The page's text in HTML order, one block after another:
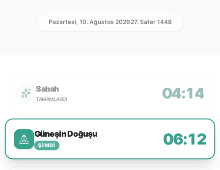
Pazartesi, 10. Ağustos 202627. Safer 1448
Sabah
TAMAMLANDI 04:14
Güneşin Doğuşu
ŞIMDI 06:12